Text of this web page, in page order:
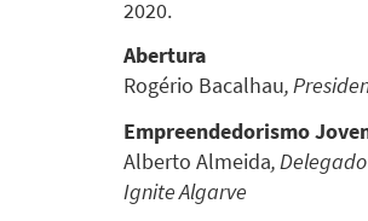
2020.
Abertura
Rogério Bacalhau,
Empreendedorismo
Alberto Almeida,
Ignite Algarve